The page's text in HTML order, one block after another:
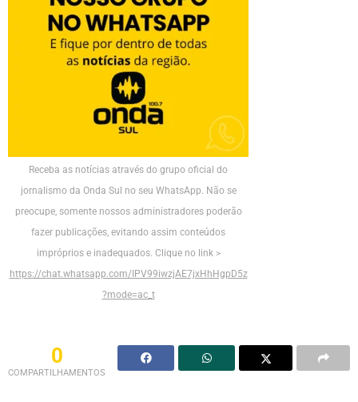
Receba as notícias através do grupo oficial do
jornalismo da Onda Sul no seu WhatsApp. Não se
preocupe, somente nossos administradores poderão
fazer publicações, evitando assim conteúdos
impróprios e inadequados. Clique no link >
https://chat.whatsapp.com/IPV99iwzjAE7jxHhHgpD5z
?mode=ac_t
0
COMPARTILHAMENTOS